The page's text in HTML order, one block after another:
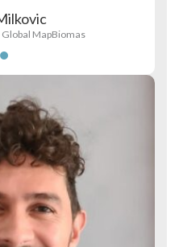
MapBiomas